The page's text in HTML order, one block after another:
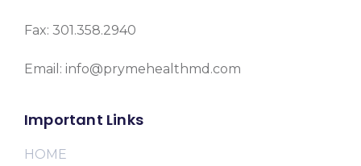
Fax: 301.358.2940
Email: info@prymehealthmd.com
Important Links
HOME